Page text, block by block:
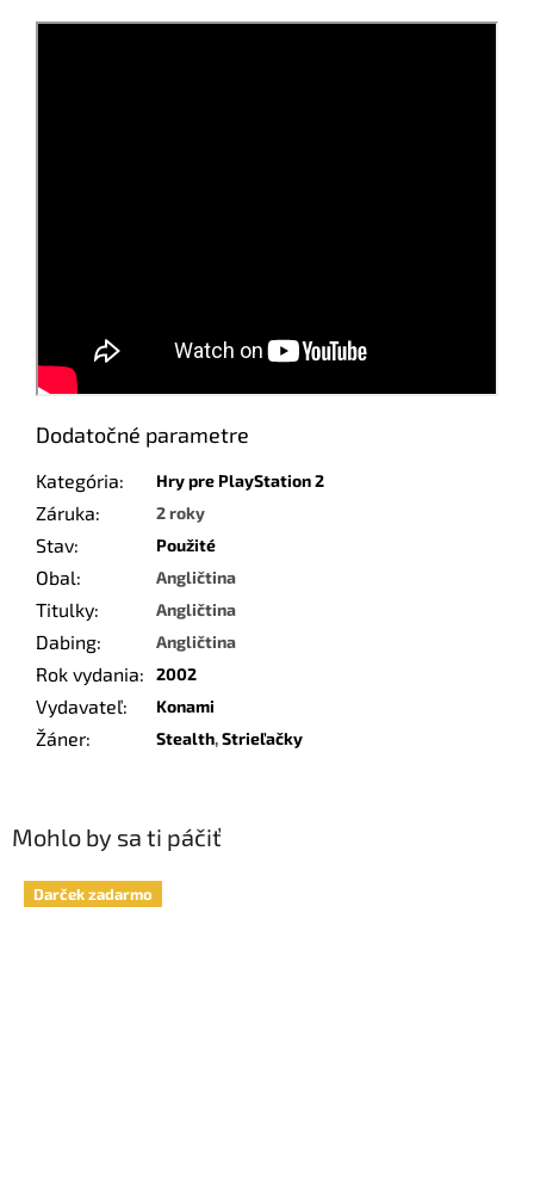
Mohlo by sa ti páčiť
Darček zadarmo
Dodatočné parametre
Kategória: Hry pre PlayStation 2
Záruka: 2 roky
Stav: Použité
Obal: Angličtina
Titulky: Angličtina
Dabing: Angličtina
Rok vydania: 2002
Vydavateľ: Konami
Žáner: Stealth,Strieľačky